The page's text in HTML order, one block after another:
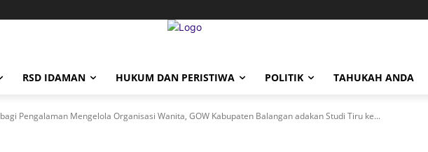
RSD IDAMAN HUKUM DAN PERISTIWA POLITIK TAHUKAH ANDA
Pengalaman Mengelola Organisasi Wanita, GOW Kabupaten Balangan adakan Studi Tiru ke...